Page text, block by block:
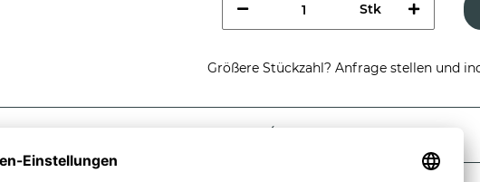
Stk
Größere Stückzahl? Anfrage stellen und